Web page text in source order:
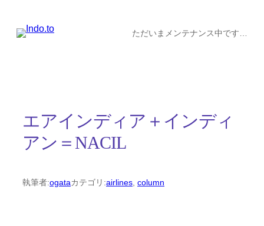
ただいまメンテナンス中です…
エアインディア＋インディ
アン＝NACIL
執筆者:ogataカテゴリ:airlines, column